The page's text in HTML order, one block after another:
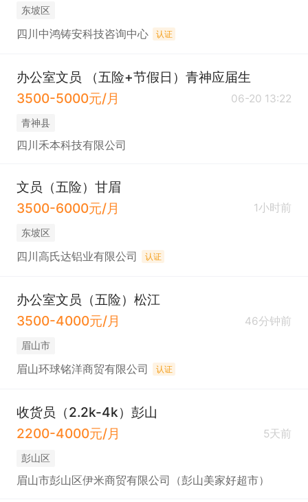
东坡区
四川中鸿铸安科技咨询中心 认证
办公室文员 （五险+节假日）青神应届生
3500-5000元/月
06-20 13:22
青神县
四川禾本科技有限公司
文员（五险）甘眉
3500-6000元/月
1小时前
东坡区
四川高氏达铝业有限公司 认证
办公室文员（五险）松江
3500-4000元/月
46分钟前
眉山市
眉山环球铭洋商贸有限公司 认证
收货员（2.2k-4k）彭山
2200-4000元/月
5天前
彭山区
眉山市彭山区伊米商贸有限公司（彭山美家好超市）